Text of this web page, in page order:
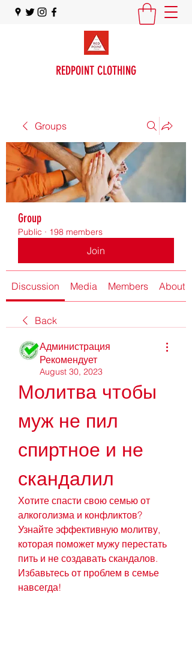
REDPOINT CLOTHING
Groups
Group
Public · 198 members
Join
Discussion Media Members About
Back
Администрация
Рекомендует
August 30, 2023
Молитва чтобы
муж не пил
спиртное и не
скандалил
Хотите спасти свою семью от
алкоголизма и конфликтов?
Узнайте эффективную молитву,
которая поможет мужу перестать
пить и не создавать скандалов.
Избавьтесь от проблем в семье
навсегда!